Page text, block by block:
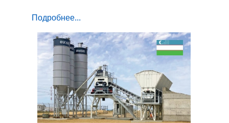
Подробнее...